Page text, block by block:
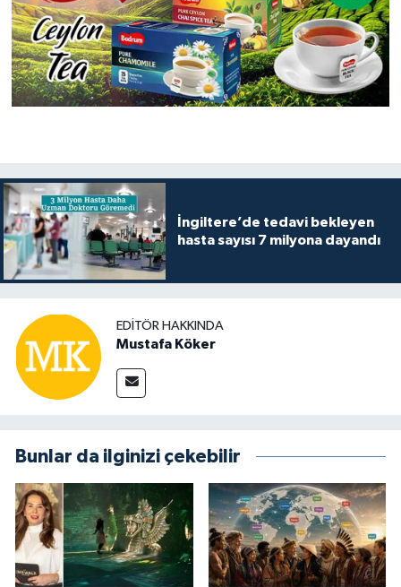
İngiltere’de tedavi bekleyen
hasta sayısı 7 milyona dayandı
EDITÖR HAKKINDA
Mustafa Köker
Bunlar da ilginizi çekebilir